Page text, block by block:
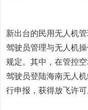
新出台的民用无人机
驾驶员管理与无人机
规定。其中，在管控
驾驶员登陆海南无人
行申报，获得放飞许可